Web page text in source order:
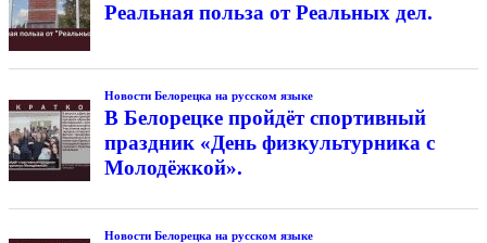
Реальная польза от Реальных дел.
Новости Белорецка на русском языке
В Белорецке пройдёт спортивный
праздник «День физкультурника с
Молодёжкой».
Новости Белорецка на русском языке